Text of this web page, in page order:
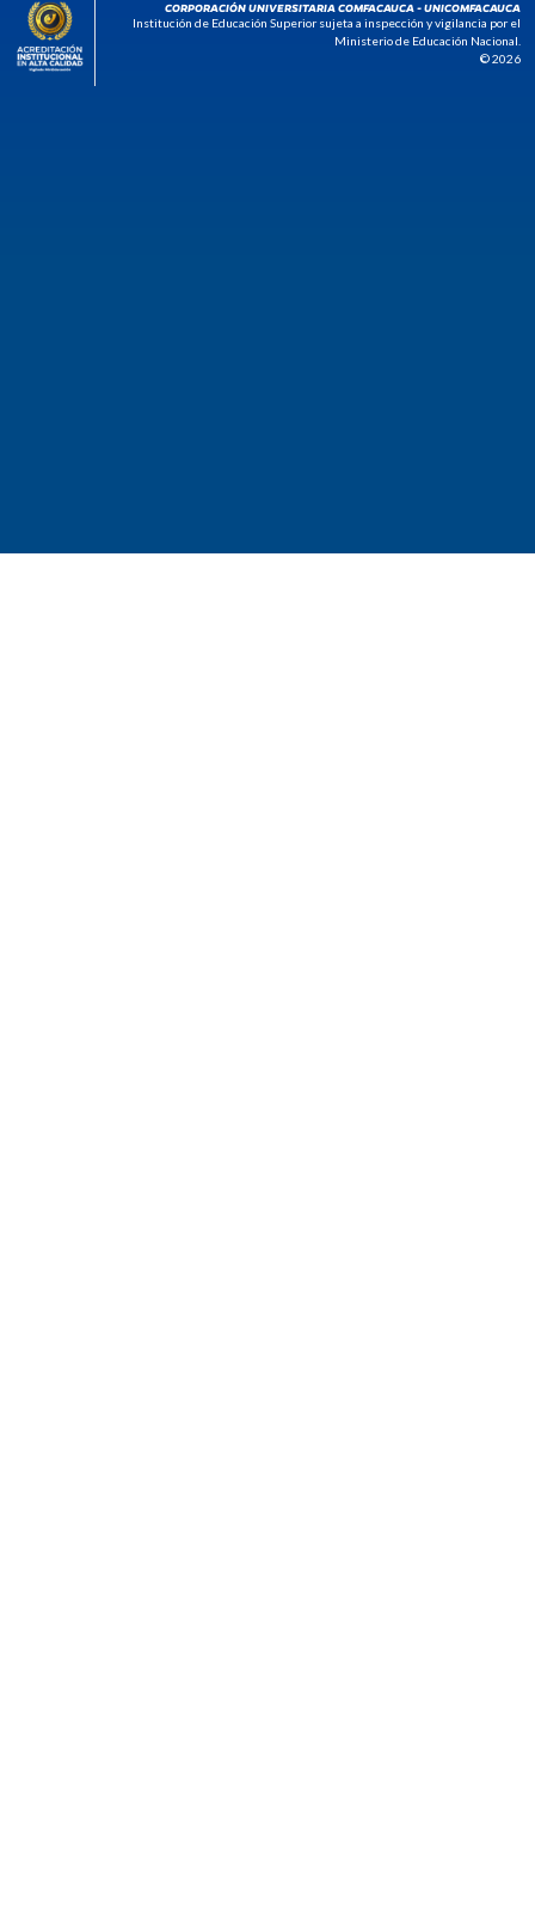
CORPORACIÓN UNIVERSITARIA COMFACAUCA - UNICOMFACAUCA
Institución de Educación Superior sujeta a inspección y vigilancia por el
Ministerio de Educación Nacional.
© 2026